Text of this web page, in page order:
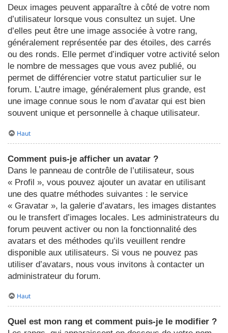
Deux images peuvent apparaître à côté de votre nom
d’utilisateur lorsque vous consultez un sujet. Une
d’elles peut être une image associée à votre rang,
généralement représentée par des étoiles, des carrés
ou des ronds. Elle permet d’indiquer votre activité selon
le nombre de messages que vous avez publié, ou
permet de différencier votre statut particulier sur le
forum. L’autre image, généralement plus grande, est
une image connue sous le nom d’avatar qui est bien
souvent unique et personnelle à chaque utilisateur.
Haut
Comment puis-je afficher un avatar ?
Dans le panneau de contrôle de l’utilisateur, sous
« Profil », vous pouvez ajouter un avatar en utilisant
une des quatre méthodes suivantes : le service
« Gravatar », la galerie d’avatars, les images distantes
ou le transfert d’images locales. Les administrateurs du
forum peuvent activer ou non la fonctionnalité des
avatars et des méthodes qu’ils veuillent rendre
disponible aux utilisateurs. Si vous ne pouvez pas
utiliser d’avatars, nous vous invitons à contacter un
administrateur du forum.
Haut
Quel est mon rang et comment puis-je le modifier ?